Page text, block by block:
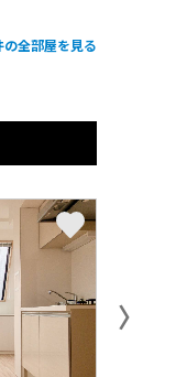
の全部屋を見る
〉